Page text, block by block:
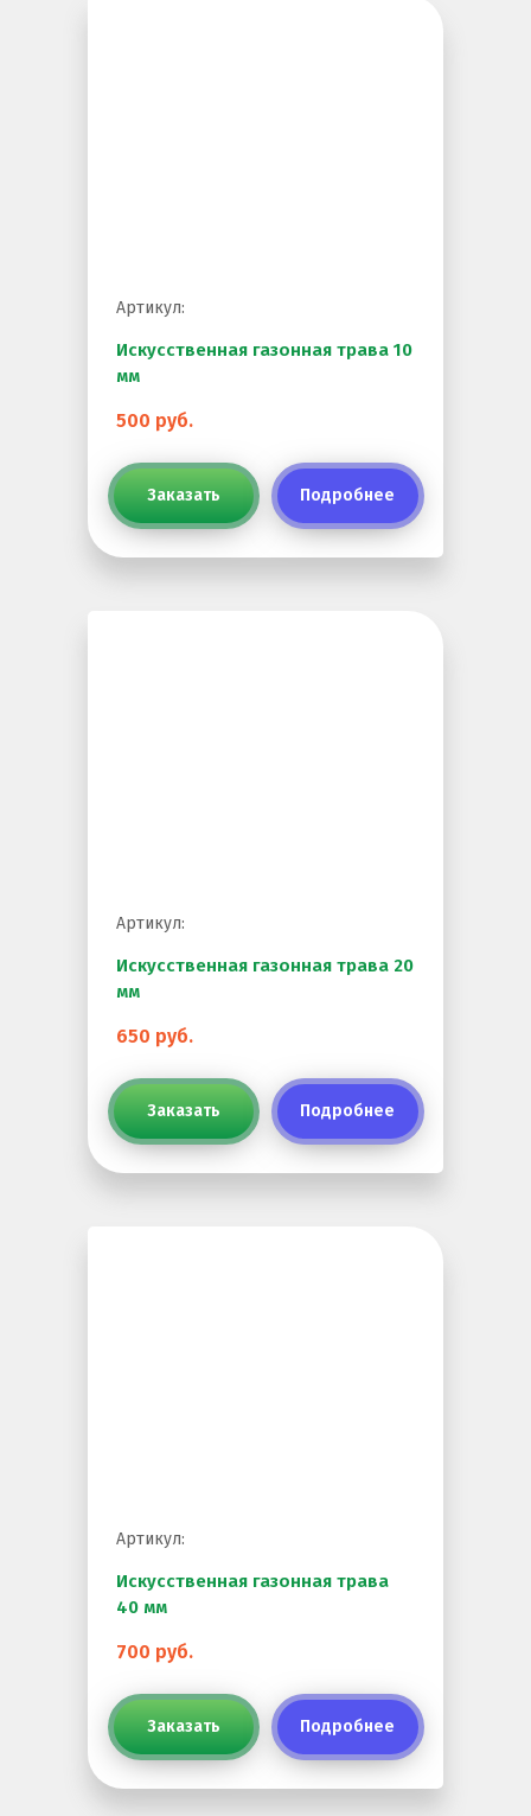
Цветная окрашенная крошка Eco Color Mill
Цветная окрашенная крошка EPDM
Черная SBR крошка
TPV крошка
Оборудование для укладки
Артикул:
Искусственная газонная трава 10
мм
500 руб.
Заказать Подробнее
Артикул:
Искусственная газонная трава 20
мм
650 руб.
Заказать Подробнее
Артикул:
Искусственная газонная трава
40 мм
700 руб.
Заказать Подробнее